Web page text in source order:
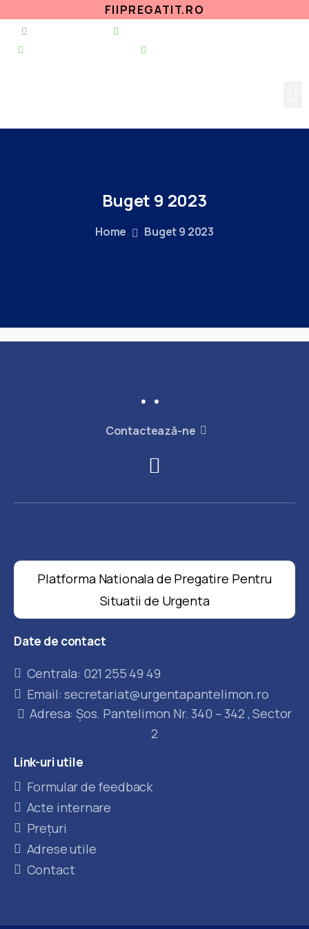
FIIPREGATIT.RO
Buget 9 2023
Home Buget 9 2023
Contactează-ne
Platforma Nationala de Pregatire Pentru
Situatii de Urgenta
Date de contact
Centrala: 021 255 49 49
Email: secretariat@urgentapantelimon.ro
Adresa: Șos. Pantelimon Nr. 340 – 342 , Sector
2
Link-uriutile
Formular de feedback
Acte internare
Prețuri
Adrese utile
Contact